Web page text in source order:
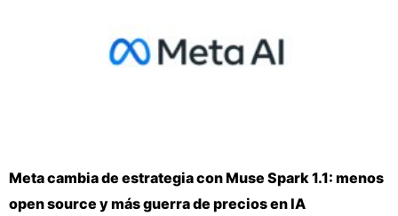
Meta cambia de estrategia con Muse Spark 1.1: menos
open source y más guerra de precios en IA